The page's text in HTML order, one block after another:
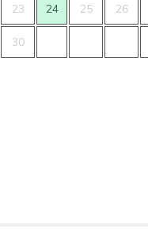
23 24 25 26
30